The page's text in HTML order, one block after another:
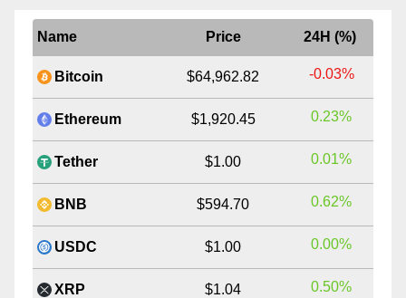
Name Price 24H (%)
Bitcoin $64,962.82 -0.03%
Ethereum $1,920.45 0.23%
Tether $1.00 0.01%
BNB $594.70 0.62%
USDC $1.00 0.00%
XRP $1.04 0.50%